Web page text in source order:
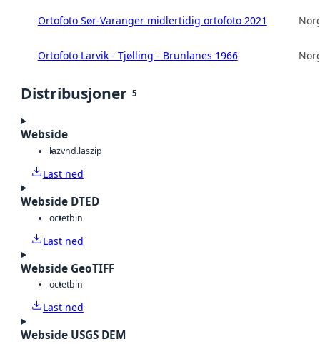
Ortofoto Sør-Varanger midlertidig ortofoto 2021
Ortofoto Larvik - Tjølling - Brunlanes 1966
Distribusjoner 5
Webside
lazvnd.laszip
Last ned
Webside DTED
octetbin
Last ned
Webside GeoTIFF
octetbin
Last ned
Webside USGS DEM